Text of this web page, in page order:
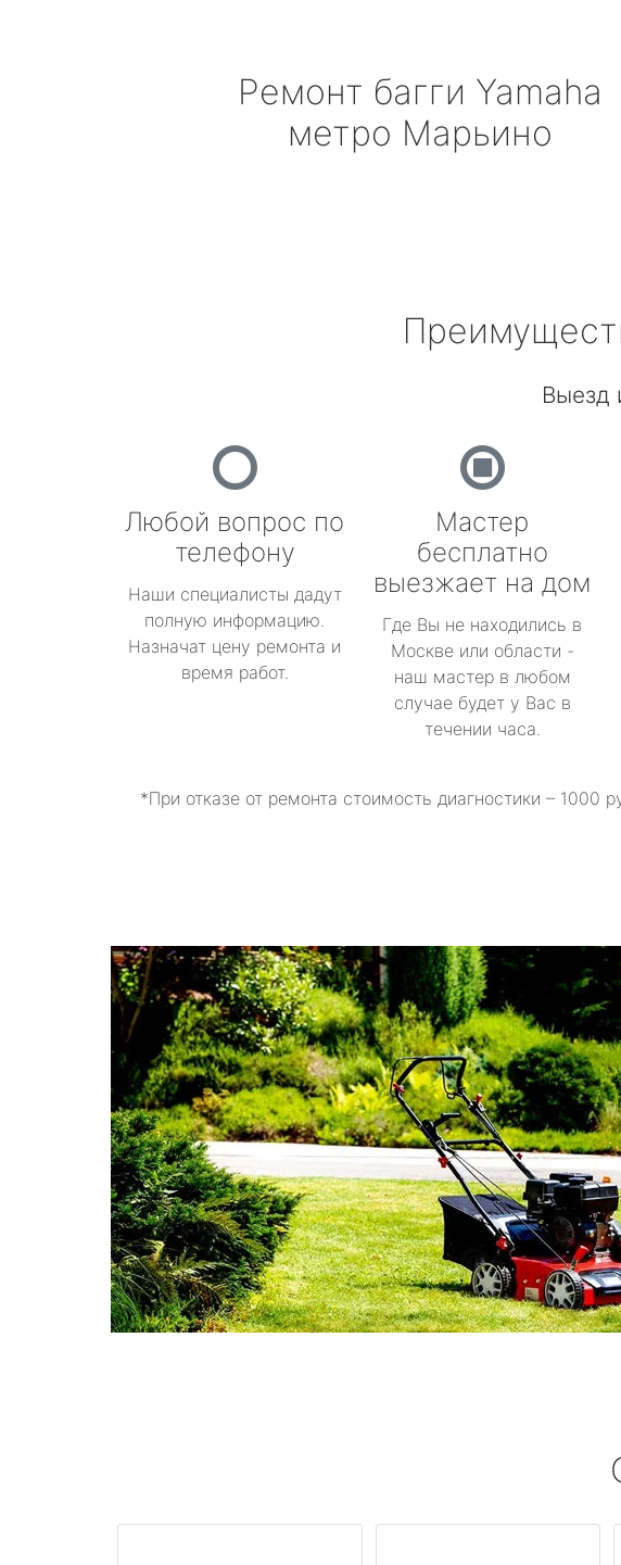
Ремонт багги Yamaha
метро Марьино
Выезд
Любой вопрос по
телефону
Наши специалисты дадут
полную информацию.
Назначат цену ремонта и
время работ.
Мастер
бесплатно
выезжает на дом
Где Вы не находились в
Москве или области -
наш мастер в любом
случае будет у Вас в
течении часа.
*При отказе от ремонта стоимость диагностики – 1000